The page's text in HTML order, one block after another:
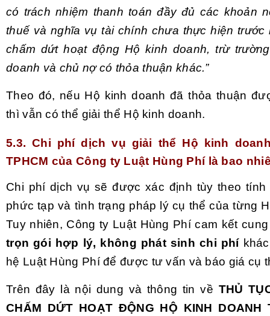
có trách nhiệm thanh toán đầy đủ các khoản
thuế và nghĩa vụ tài chính chưa thực hiện trước
chấm dứt hoạt động Hộ kinh doanh, trừ
doanh và chủ nợ có thỏa thuận khác.”
Theo đó, nếu Hộ kinh doanh đã thỏa thuận
thì vẫn có thể giải thể Hộ kinh doanh.
5.3. Chi phí dịch vụ giải thể Hộ kinh
TPHCM của Công ty Luật Hùng Phí là bao
Chi phí dịch vụ sẽ được xác định tùy theo tính
phức tạp và tình trạng pháp lý cụ thể của từng
Tuy nhiên, Công ty Luật Hùng Phí cam kết
trọn gói hợp lý, không phát sinh chi phí
hệ Luật Hùng Phí để được tư vấn và báo giá cụ
Trên đây là nội dung và thông tin về THỦ
CHẤM DỨT HOẠT ĐỘNG HỘ KINH DOANH